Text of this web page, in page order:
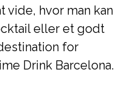
vide, hvor man kan
eller et godt
for
Drink Barcelona.